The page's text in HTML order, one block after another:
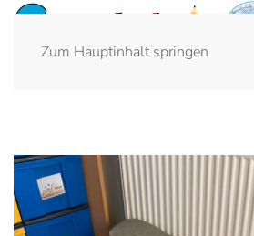
Zum Hauptinhalt springen